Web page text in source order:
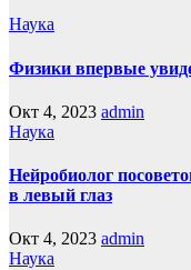
Наука
Физики впервые
Окт 4, 2023 admin
Наука
Нейробиолог
в левый глаз
Окт 4, 2023 admin
Наука